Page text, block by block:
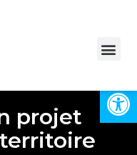
Ouvrir
projet